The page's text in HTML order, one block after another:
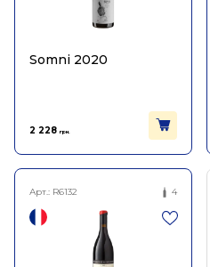
Somni 2020
2 228 грн.
Арт.: R6132 4